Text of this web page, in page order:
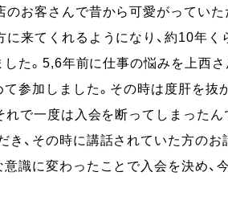
お客さんで昔から可愛がっていた
来てくれるようになり、約10年く
た。5,6年前に仕事の悩みを上西
参加しました。その時は度肝を抜
で一度は入会を断ってしまったん
、その時に講話されていた方のお
識に変わったことで入会を決め、